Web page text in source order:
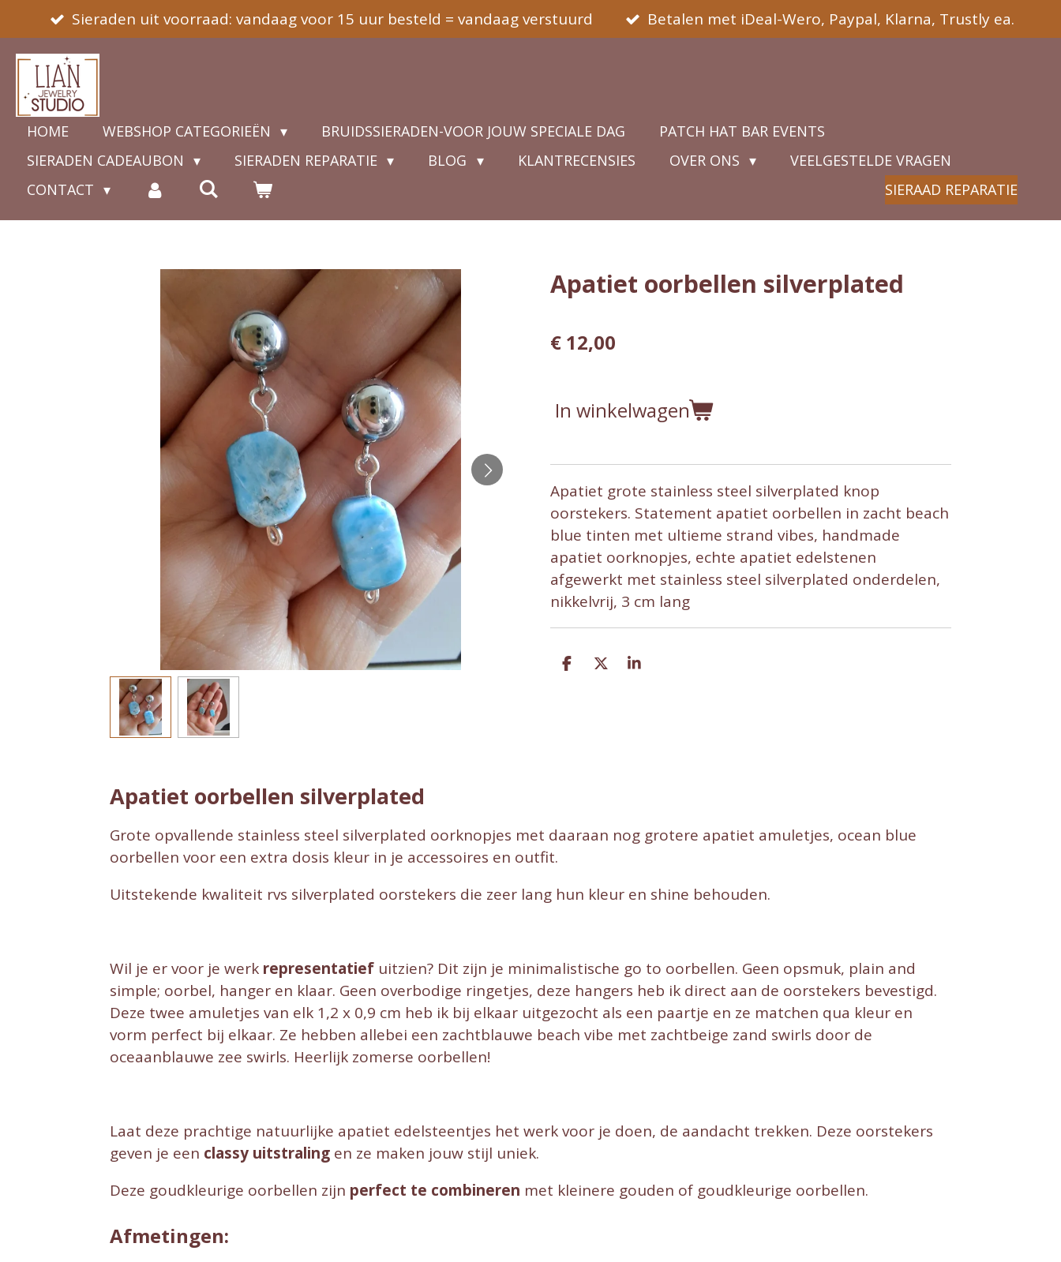
direct
naar
hoofdinhoud
Sieraden uit voorraad: vandaag voor 15 uur besteld = vandaag verstuurd Betalen met iDeal-Wero, Paypal, Klarna, Trustly ea.
HOME WEBSHOP CATEGORIEËN BRUIDSSIERADEN-VOOR JOUW SPECIALE DAG
PATCH HAT BAR EVENTS
SIERADEN CADEAUBON
SIERADEN REPARATIE BLOG KLANTRECENSIES OVER ONS
VEELGESTELDE VRAGEN
CONTACT
SIERAAD REPARATIE
Apatiet oorbellen silverplated
€ 12,00
In winkelwagen
Apatiet grote stainless steel silverplated knop
oorstekers. Statement apatiet oorbellen in zacht beach
blue tinten met ultieme strand vibes, handmade
apatiet oorknopjes, echte apatiet edelstenen
afgewerkt met stainless steel silverplated onderdelen,
nikkelvrij, 3 cm lang
D
D
S
Apatiet oorbellen silverplated
Grote opvallende stainless steel silverplated oorknopjes met daaraan nog grotere apatiet amuletjes, ocean blue
oorbellen voor een extra dosis kleur in je accessoires en outfit.
Uitstekende kwaliteit rvs silverplated oorstekers die zeer lang hun kleur en shine behouden.
Wil je er voor je werk representatief uitzien? Dit zijn je minimalistische go to oorbellen. Geen opsmuk, plain and
simple; oorbel, hanger en klaar. Geen overbodige ringetjes, deze hangers heb ik direct aan de oorstekers bevestigd.
Deze twee amuletjes van elk 1,2 x 0,9 cm heb ik bij elkaar uitgezocht als een paartje en ze matchen qua kleur en
vorm perfect bij elkaar. Ze hebben allebei een zachtblauwe beach vibe met zachtbeige zand swirls door de
oceaanblauwe zee swirls. Heerlijk zomerse oorbellen!
Laat deze prachtige natuurlijke apatiet edelsteentjes het werk voor je doen, de aandacht trekken. Deze oorstekers
geven je een classy uitstraling en ze maken jouw stijl uniek.
Deze goudkleurige oorbellen zijn perfect te combineren met kleinere gouden of goudkleurige oorbellen.
Afmetingen: